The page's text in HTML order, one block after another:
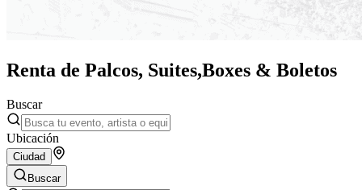
Renta de Palcos, Suites,Boxes & Boletos
Buscar
Ubicación
Ciudad
Buscar